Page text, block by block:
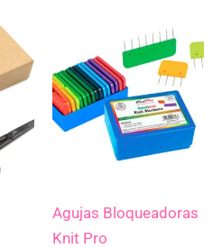
Agujas Bloqueadoras
Knit Pro